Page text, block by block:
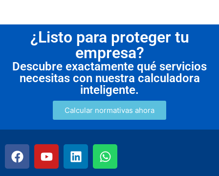
¿Listo para proteger tu
empresa?
Descubre exactamente qué servicios
necesitas con nuestra calculadora
inteligente.
Calcular normativas ahora